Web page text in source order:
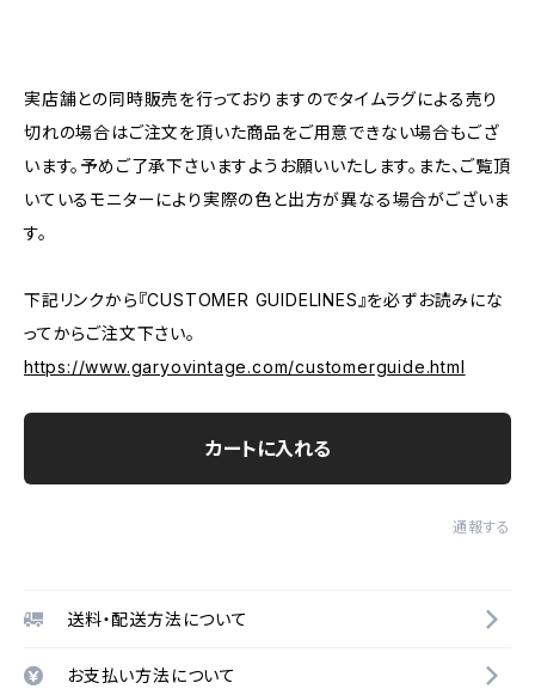
実店舗との同時販売を行っておりますのでタイムラグによる売り
切れの場合はご注文を頂いた商品をご用意できない場合もござ
います。予めご了承下さいますようお願いいたします。また、ご覧頂
いているモニターにより実際の色と出方が異なる場合がございま
す。
下記リンクから『CUSTOMER GUIDELINES』を必ずお読みにな
ってからご注文下さい。
https://www.garyovintage.com/customerguide.html
カートに入れる
通報する
送料・配送方法について
お支払い方法について